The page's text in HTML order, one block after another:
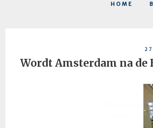
HOME
27
Wordt Amsterdam na